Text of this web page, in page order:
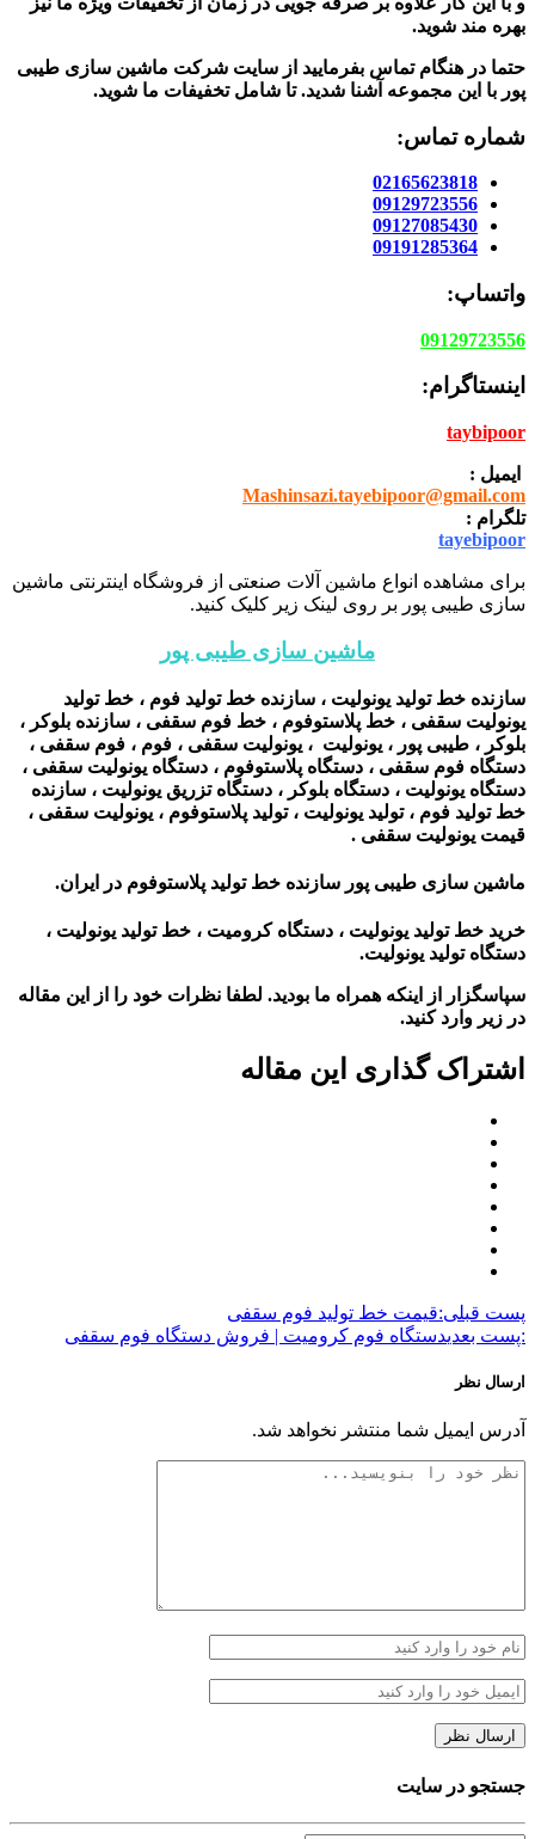
بهره مند شوید.
حتما در هنگام تماس بفرمایید از سایت شرکت ماشین سازی طیبی
پور با این مجموعه آشنا شدید. تا شامل تخفیفات ما شوید.
شماره تماس:
02165623818
09129723556
09127085430
09191285364
واتساپ:
09129723556
اینستاگرام:
taybipoor
ایمیل :
Mashinsazi.tayebipoor@gmail.com
تلگرام :
tayebipoor
برای مشاهده انواع ماشین آلات صنعتی از فروشگاه اینترنتی ماشین
سازی طیبی پور بر روی لینک زیر کلیک کنید.
ماشین سازی طیبی پور
سازنده خط تولید یونولیت ، سازنده خط تولید فوم ، خط تولید
یونولیت سقفی ، خط پلاستوفوم ، خط فوم سقفی ، سازنده بلوکر ،
بلوکر ، طیبی پور ، یونولیت ، یونولیت سقفی ، فوم ، فوم سقفی ،
دستگاه فوم سقفی ، دستگاه پلاستوفوم ، دستگاه یونولیت سقفی ،
دستگاه یونولیت ، دستگاه بلوکر ، دستگاه تزریق یونولیت ، سازنده
خط تولید فوم ، تولید یونولیت ، تولید پلاستوفوم ، یونولیت سقفی ،
قیمت یونولیت سقفی .
ماشین سازی طیبی پور سازنده خط تولید پلاستوفوم در ایران.
خرید خط تولید یونولیت ، دستگاه کرومیت ، خط تولید یونولیت ،
دستگاه تولید یونولیت.
سپاسگزار از اینکه همراه ما بودید. لطفا نظرات خود را از این مقاله
در زیر وارد کنید.
اشتراک گذاری این مقاله
پست قبلی:قیمت خط تولید فوم سقفی
:پست بعدیدستگاه فوم کرومیت | فروش دستگاه فوم سقفی
ارسال نظر
آدرس ایمیل شما منتشر نخواهد شد.
جستجو در سایت